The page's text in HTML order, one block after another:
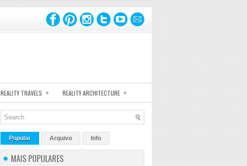
REALITY TRAVELS » REALITY ARCHITECTURE »
Popular Arquivo Info
MAIS POPULARES